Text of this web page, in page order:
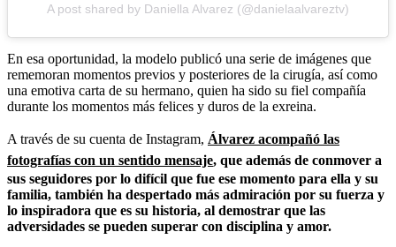
A post shared by Daniella Alvarez (@danielaalvareztv)
En esa oportunidad, la modelo publicó una serie de imágenes que
rememoran momentos previos y posteriores de la cirugía, así como
una emotiva carta de su hermano, quien ha sido su fiel compañía
durante los momentos más felices y duros de la exreina.
A través de su cuenta de Instagram, Álvarez acompañó las
fotografías con un sentido mensaje, que además de conmover a
sus seguidores por lo difícil que fue ese momento para ella y su
familia, también ha despertado más admiración por su fuerza y
lo inspiradora que es su historia, al demostrar que las
adversidades se pueden superar con disciplina y amor.